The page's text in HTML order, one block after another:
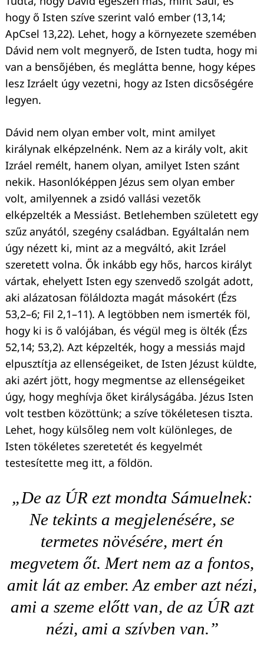
hogy ő Isten szíve szerint való ember (13,14;
ApCsel 13,22). Lehet, hogy a környezete szemében
Dávid nem volt megnyerő, de Isten tudta, hogy mi
van a bensőjében, és meglátta benne, hogy képes
lesz Izráelt úgy vezetni, hogy az Isten dicsőségére
legyen.
Dávid nem olyan ember volt, mint amilyet
királynak elképzelnénk. Nem az a király volt, akit
Izráel remélt, hanem olyan, amilyet Isten szánt
nekik. Hasonlóképpen Jézus sem olyan ember
volt, amilyennek a zsidó vallási vezetők
elképzelték a Messiást. Betlehemben született egy
szűz anyától, szegény családban. Egyáltalán nem
úgy nézett ki, mint az a megváltó, akit Izráel
szeretett volna. Ők inkább egy hős, harcos királyt
vártak, ehelyett Isten egy szenvedő szolgát adott,
aki alázatosan föláldozta magát másokért (Ézs
53,2–6; Fil 2,1–11). A legtöbben nem ismerték föl,
hogy ki is ő valójában, és végül meg is ölték (Ézs
52,14; 53,2). Azt képzelték, hogy a messiás majd
elpusztítja az ellenségeiket, de Isten Jézust küldte,
aki azért jött, hogy megmentse az ellenségeiket
úgy, hogy meghívja őket királyságába. Jézus Isten
volt testben közöttünk; a szíve tökéletesen tiszta.
Lehet, hogy külsőleg nem volt különleges, de
Isten tökéletes szeretetét és kegyelmét
testesítette meg itt, a földön.
„De az ÚR ezt mondta Sámuelnek:
Ne tekints a megjelenésére, se
termetes növésére, mert én
megvetem őt. Mert nem az a fontos,
amit lát az ember. Az ember azt nézi,
ami a szeme előtt van, de az ÚR azt
nézi, ami a szívben van.”
Keresés: